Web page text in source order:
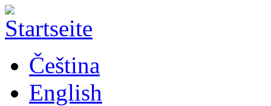
Direkt zum Inhalt
systems -
elektronika
pro RC
modely
Čeština
English